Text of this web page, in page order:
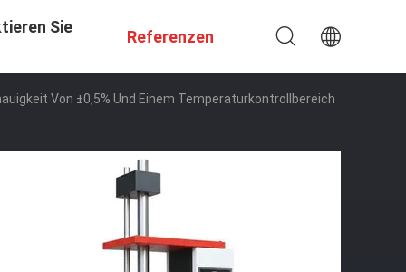
Sie
Referenzen
Von ±0,5% Und Einem Temperaturkontrollbereich